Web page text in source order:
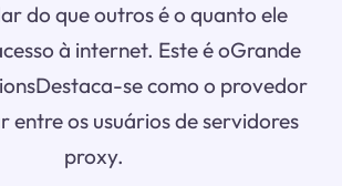
do que outros é o quanto ele
à internet. Este é oGrande
se como o provedor
entre os usuários de servidores
proxy.